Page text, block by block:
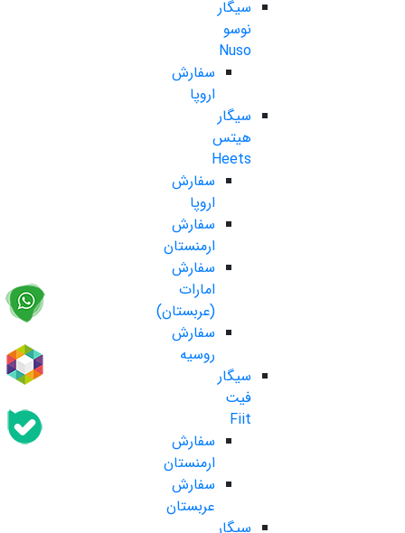
سیگار
نوسو
Nuso
سفارش
اروپا
سیگار
هیتس
Heets
سفارش
اروپا
سفارش
ارمنستان
سفارش
امارات
(عربستان)
سفارش
روسیه
سیگار
فیت
Fiit
سفارش
ارمنستان
سفارش
عربستان
سیگار